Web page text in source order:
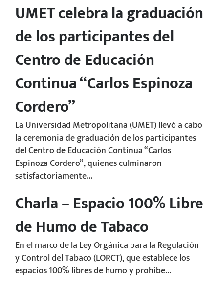
UMET celebra la graduación
de los participantes del
Centro de Educación
Continua “Carlos Espinoza
Cordero”
La Universidad Metropolitana (UMET) llevó a cabo
la ceremonia de graduación de los participantes
del Centro de Educación Continua “Carlos
Espinoza Cordero”, quienes culminaron
satisfactoriamente...
Charla – Espacio 100% Libre
de Humo de Tabaco
En el marco de la Ley Orgánica para la Regulación
y Control del Tabaco (LORCT), que establece los
espacios 100% libres de humo y prohíbe...